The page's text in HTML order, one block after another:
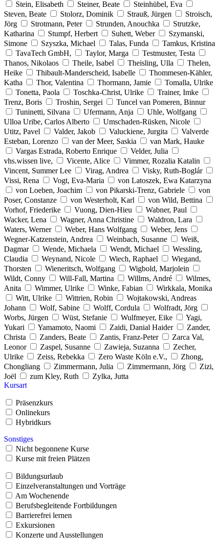
Stein, Elisabeth
Steiner, Beate
Steinhübel, Eva
Steven, Beate
Stolorz, Dominik Strauß, Jürgen
Stroisch,
Jörg
Strotmann, Peter Strunden, Anouchka
Strutzke,
Katharina
Stumpf, Herbert Suhett, Weber
Szymanski,
Simone
Szyszka, Michael Talas, Funda
Tamkus, Kristina
TavaTech GmbH,
Taylor, Marga
Testmuster, Testa
Thanos, Nikolaos
Theile, Isabel Theisling, Ulla
Thelen,
Heike
Thibault-Manderscheid, Isabelle
Thommesen-Kähler,
Katha
Thor, Valentina Thormann, Jamie
Tomalla, Ulrike
Tonetta, Paola
Toschka-Christ, Ulrike
Trainer, Imke
Trenz, Boris
Troshin, Sergei
Tuncel van Pomeren, Binnur
Tuninetti, Silvana
Ufermann, Anja
Uhle, Wolfgang
Ulloa Uribe, Carlos Alberto
Umschaden-Rüsken, Nicole
Utitz, Pavel
Valder, Jakob Valuckiene, Jurgita
Valverde
Esteban, Lorenzo
van der Meer, Saskia
van Mark, Hauke
Vargas Estrada, Roberto Enrique
Velder, Julia
vhs.wissen live,
Vicente, Alice
Vimmer, Rozalia Katalin
Vincent, Summer Lee
Virag, Andrea
Visky, Ruth-Boglár
Vissi, Rena
Vogt, Eva-Maria
von Latoszek, Ewa Katarzyna
von Loeben, Joachim
von Pikarski-Trenz, Gabriele
von
Poser, Constanze
von Westerholt, Karl
von Wild, Bettina
Vorhof, Friederike
Vuong, Dien-Hieu
Wabner, Paul
Wacker, Lena
Wagner, Anna Christine
Waldron, Lara
Waters, Werner
Weber, Hans Wolfgang
Weber, Jens
Wegner-Katzenstein, Andrea
Weinbach, Susanne
Weiß,
Dagmar
Wende, Michaela Wendt, Michael
Wessling,
Claudia
Weynand, Nicole Wiech, Raphael
Wiegand,
Thorsten
Wieneritsch, Wolfgang
Wigbold, Marjolein
Wildt, Conny
Will-Fall, Martina Willms, André
Wilmes,
Anita
Wimmer, Ulrike Winke, Fabian
Wirkkala, Monika
Witt, Ulrike
Wittrien, Robin
Wojtakowski, Andreas
Johann
Wolf, Sabine Wolff, Cordula
Wolfradt, Jörg
Worbs, Jürgen
Wüst, Stefanie Wulfmeyer, Eike
Yagi,
Yukari
Yamamoto, Naomi Zaidi, Danial Haider
Zander,
Christa
Zanders, Beate Zantis, Franz-Peter
Zarca Val,
Leonor
Zaspel, Susanne Zawieja, Suzanna
Zecher,
Ulrike
Zeiss, Rebekka Zero Waste Köln e.V.,
Zhong,
Chongliang
Zimmermann, Julia Zimmermann, Jörg
Zizi,
Joël
zum Kley, Ruth
Zylka, Jutta
Kursart
Präsenzkurs
Onlinekurs
Hybridkurs
Sonstiges
Nicht begonnene Kurse
Kurse mit freien Plätzen
Bildungsurlaub
Einzelveranstaltungen und Vorträge
Am Wochenende
Berufsbegleitende Fortbildungen
Barrierefrei lernen
Exkursionen
Konzerte und Ausstellungen